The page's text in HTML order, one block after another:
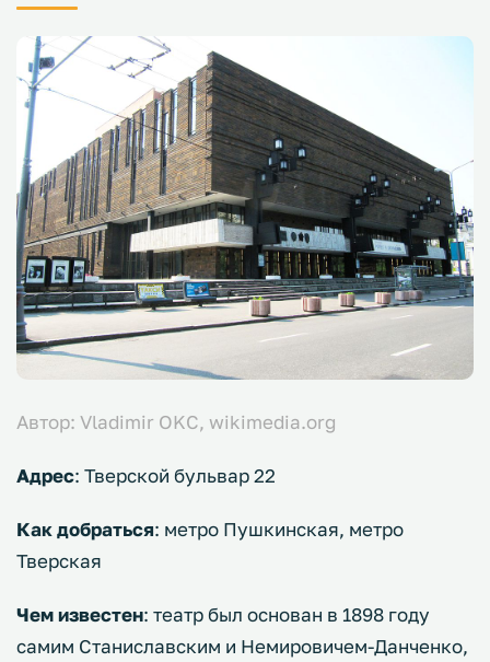
Автор: Vladimir OKC, wikimedia.org
Адрес: Тверской бульвар 22
Как добраться: метро Пушкинская, метро
Тверская
Чем известен: театр был основан в 1898 году
самим Станиславским и Немировичем-Данченко,